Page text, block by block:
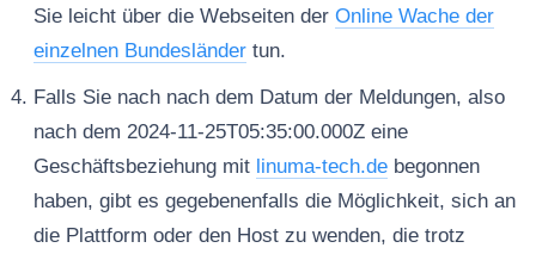
Sie leicht über die Webseiten der Online Wache der
einzelnen Bundesländertun.
Falls Sie nach nach dem Datum der Meldungen, also
nach dem 2024-11-25T05:35:00.000Z eine
Geschäftsbeziehung mit linuma-tech.debegonnen
haben, gibt es gegebenenfalls die Möglichkeit, sich an
die Plattform oder den Host zu wenden, die trotz